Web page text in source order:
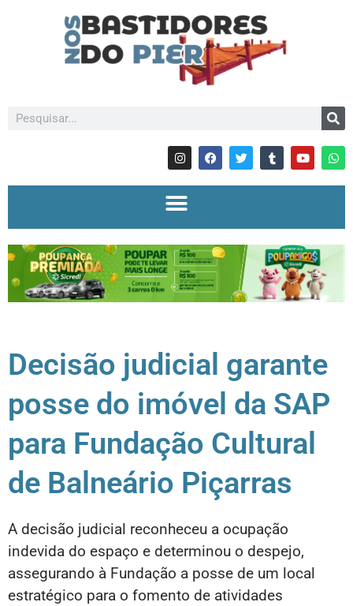
Decisão judicial garante
posse do imóvel da SAP
para Fundação Cultural
de Balneário Piçarras
A decisão judicial reconheceu a ocupação
indevida do espaço e determinou o despejo,
assegurando à Fundação a posse de um local
estratégico para o fomento de atividades